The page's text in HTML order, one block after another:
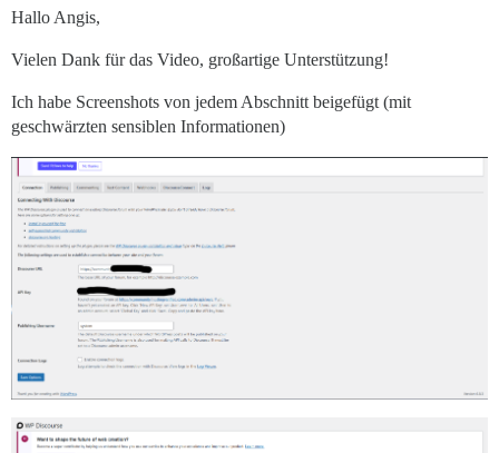
Hallo Angis,
Vielen Dank für das Video, großartige Unterstützung!
Ich habe Screenshots von jedem Abschnitt beigefügt (mit
geschwärzten sensiblen Informationen)